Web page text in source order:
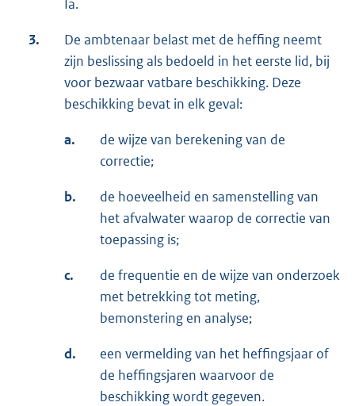
Ia.
3.
De ambtenaar belast met de heffing neemt
zijn beslissing als bedoeld in het eerste lid, bij
voor bezwaar vatbare beschikking. Deze
beschikking bevat in elk geval:
a.
de wijze van berekening van de
correctie;
b.
de hoeveelheid en samenstelling van
het afvalwater waarop de correctie van
toepassing is;
c.
de frequentie en de wijze van onderzoek
met betrekking tot meting,
bemonstering en analyse;
d.
een vermelding van het heffingsjaar of
de heffingsjaren waarvoor de
beschikking wordt gegeven.